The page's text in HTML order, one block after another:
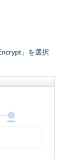
」を選択